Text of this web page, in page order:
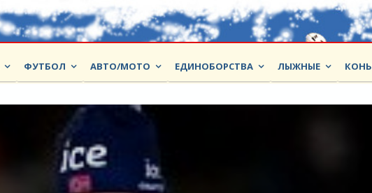
ФУТБОЛ АВТО/МОТО ЕДИНОБОРСТВА ЛЫЖНЫЕ